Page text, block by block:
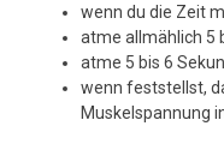
wenn du die Zeit
atme allmählich 5
atme 5 bis 6
wenn feststellst,
Muskelspannung